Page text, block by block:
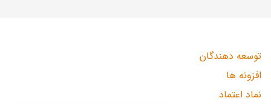
توسعه دهندگان
افزونه ها
نماد اعتماد